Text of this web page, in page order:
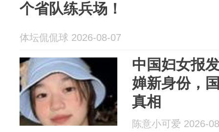
个省队练兵场！
体坛侃侃球 2026-08-07
中国妇女报
婵新身份，
真相
陈意小可爱 2026-